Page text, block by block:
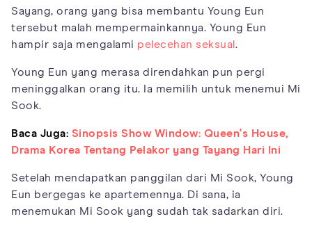
Sayang, orang yang bisa membantu Young Eun
tersebut malah mempermainkannya. Young Eun
hampir saja mengalami pelecehan seksual.
Young Eun yang merasa direndahkan pun pergi
meninggalkan orang itu. Ia memilih untuk menemui Mi
Sook.
Baca Juga: Sinopsis Show Window: Queen's House,
Drama Korea Tentang Pelakor yang Tayang Hari Ini
Setelah mendapatkan panggilan dari Mi Sook, Young
Eun bergegas ke apartemennya. Di sana, ia
menemukan Mi Sook yang sudah tak sadarkan diri.